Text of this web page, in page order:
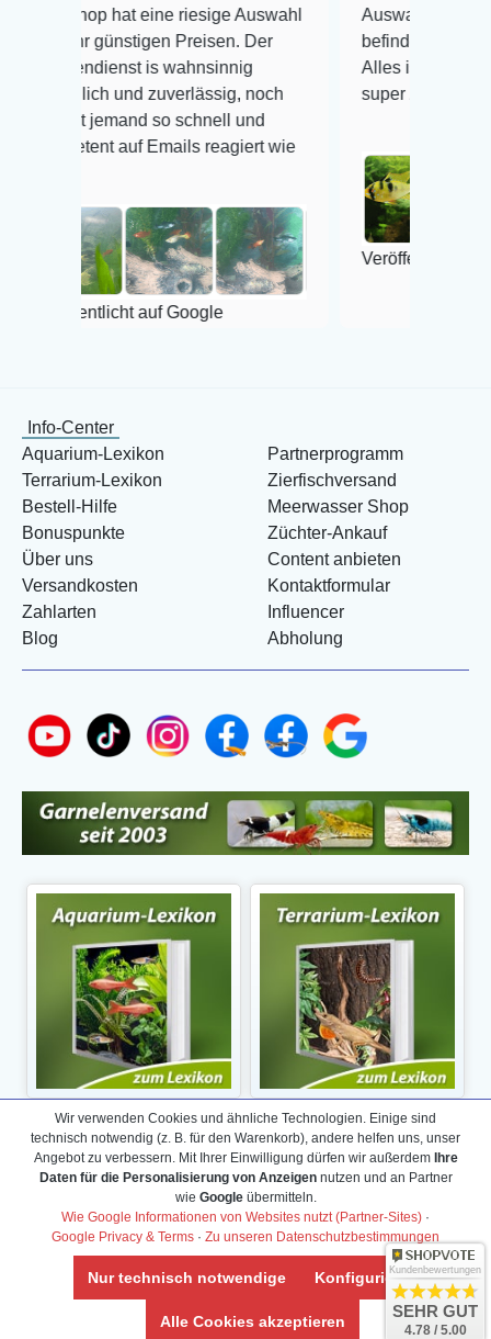
hat eine riesige Auswahl
Preisen. Der
is wahnsinnig
und zuverlässig, noch
so schnell und
auf Emails reagiert wie
auf Google
Auswahl plus
befinden der Fische
Alles ist quick lebendig und
super Zustand. Gerne wieder
Veröffentlicht auf Google
Info-Center
Aquarium-Lexikon
Terrarium-Lexikon
Bestell-Hilfe
Bonuspunkte
Über uns
Versandkosten
Zahlarten
Blog
Partnerprogramm
Zierfischversand
Meerwasser Shop
Züchter-Ankauf
Content anbieten
Kontaktformular
Influencer
Abholung
Wir verwenden Cookies und ähnliche Technologien. Einige sind
technisch notwendig (z. B. für den Warenkorb), andere helfen uns, unser
Angebot zu verbessern. Mit Ihrer Einwilligung dürfen wir außerdem Ihre
Daten für die Personalisierung von Anzeigennutzen und an Partner
wie Googleübermitteln.
Wie Google Informationen von Websites nutzt (Partner-Sites) ·
Google Privacy & Terms · Zu unseren Datenschutzbestimmungen
Nur technisch notwendige Konfigurieren
Alle Cookies akzeptieren
Kundenbewertungen
SEHR GUT
4.78 / 5.00